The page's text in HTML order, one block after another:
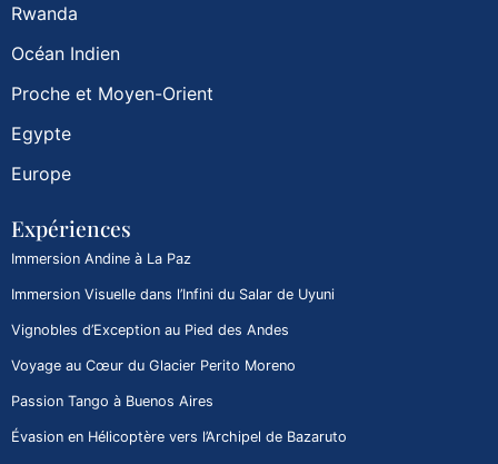
Rwanda
Océan Indien
Proche et Moyen-Orient
Egypte
Europe
Expériences
Immersion Andine à La Paz
Immersion Visuelle dans l’Infini du Salar de Uyuni
Vignobles d’Exception au Pied des Andes
Voyage au Cœur du Glacier Perito Moreno
Passion Tango à Buenos Aires
Évasion en Hélicoptère vers l’Archipel de Bazaruto